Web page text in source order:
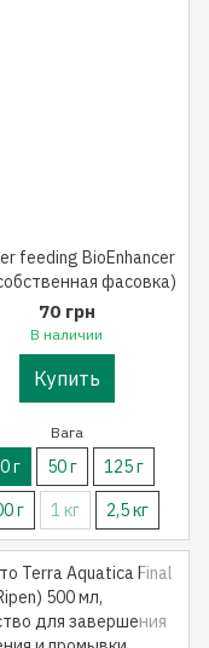
feeding BioEnhancer
фасовка)
70 грн
В наличии
Купить
Вага
г 50 г
125 г
г
1 кг 2,5 кг